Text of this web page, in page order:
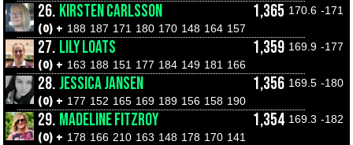
26. KIRSTEN CARLSSON 1,365 170.6 -171
(0) + 188 187 171 180 170 148 164 157
27. LILY LOATS 1,359 169.9 -177
(0) + 163 188 151 177 184 149 181 166
28. JESSICA JANSEN 1,356 169.5 -180
(0) + 177 152 165 169 189 156 158 190
29. MADELINE FITZROY 1,354 169.3 -182
(0) + 178 166 210 163 148 178 170 141